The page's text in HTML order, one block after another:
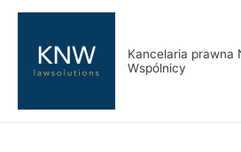
Kancelaria prawna
Wspólnicy